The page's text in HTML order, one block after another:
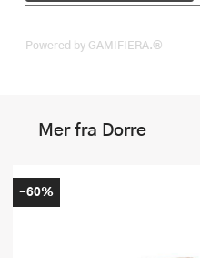
Powered by GAMIFIERA.®
Mer fra Dorre
-60%